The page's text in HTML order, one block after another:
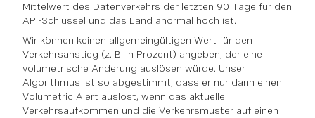
Mittelwert des Datenverkehrs der letzten 90 Tage für den
API-Schlüssel und das Land anormal hoch ist.
Wir können keinen allgemeingültigen Wert für den
Verkehrsanstieg (z. B. in Prozent) angeben, der eine
volumetrische Änderung auslösen würde. Unser
Algorithmus ist so abgestimmt, dass er nur dann einen
Volumetric Alert auslöst, wenn das aktuelle
Verkehrsaufkommen und die Verkehrsmuster auf einen